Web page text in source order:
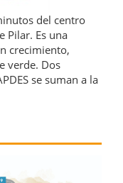
del centro
Pilar. Es una
crecimiento,
verde. Dos
se suman a la